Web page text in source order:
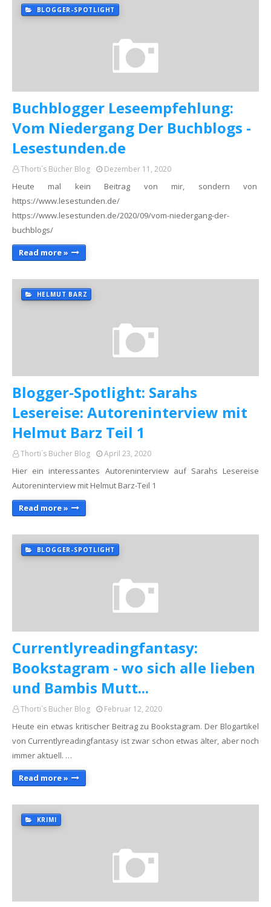
BLOGGER-SPOTLIGHT
Buchblogger Leseempfehlung:
Vom Niedergang Der Buchblogs -
Lesestunden.de
Thorti´s Bücher Blog Dezember 11, 2020
Heute mal kein Beitrag von mir, sondern von
https://www.lesestunden.de/
https://www.lesestunden.de/2020/09/vom-niedergang-der-
buchblogs/
Read more »
HELMUT BARZ
Blogger-Spotlight: Sarahs
Lesereise: Autoreninterview mit
Helmut Barz Teil 1
Thorti´s Bücher Blog April 23, 2020
Hier ein interessantes Autoreninterview auf Sarahs Lesereise
Autoreninterview mit Helmut Barz-Teil 1
Read more »
BLOGGER-SPOTLIGHT
Currentlyreadingfantasy:
Bookstagram - wo sich alle lieben
und Bambis Mutt...
Thorti´s Bücher Blog Februar 12, 2020
Heute ein etwas kritischer Beitrag zu Bookstagram. Der Blogartikel
von Currentlyreadingfantasy ist zwar schon etwas älter, aber noch
immer aktuell. …
Read more »
KRIMI